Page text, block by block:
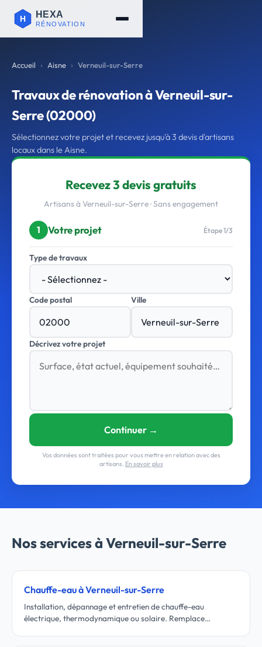
Accueil Aisne Verneuil-sur-Serre
Travaux de rénovation à Verneuil-sur-
Serre (02000)
Sélectionnez votre projet et recevez jusqu'à 3 devis d'artisans
locaux dans le Aisne.
Recevez 3 devis gratuits
Artisans à Verneuil-sur-Serre · Sans engagement
1 Votre projet Étape 1/3
Type de travaux
Code postal Ville
Décrivez votre projet
Continuer →
Vos données sont traitées pour vous mettre en relation avec des
artisans. En savoir plus
Nos services à Verneuil-sur-Serre
Chauffe-eau à Verneuil-sur-Serre
Installation, dépannage et entretien de chauffe-eau
électrique, thermodynamique ou solaire. Remplace…